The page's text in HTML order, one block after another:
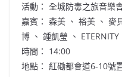
活動： 全城防毒之旅音樂
嘉賓： 森美 、 裕美 、 麥
博 、 鍾凱瑩 、 ETERNITY
時間： 14:00
地點： 紅磡都會道6-10號